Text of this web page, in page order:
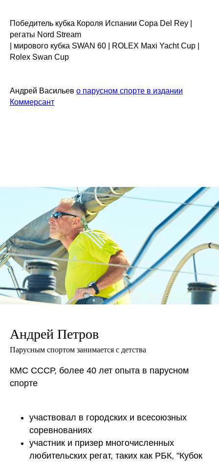
Победитель кубка Короля Испании Copa Del Rey |
регаты Nord Stream
| мирового кубка SWAN 60 | ROLEX Maxi Yacht Cup |
Rolex Swan Cup
Андрей Васильев о парусном спорте в издании
Коммерсант
Андрей Петров
Парусным спортом занимается с детства
КМС СССР, более 40 лет опыта в парусном
спорте
участвовал в городских и всесоюзных
соревнованиях
участник и призер многочисленных
любительских регат, таких как РБК, "Кубок